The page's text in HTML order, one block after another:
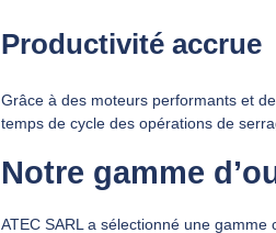
Productivité accrue
Grâce à des moteurs performants et
temps de cycle des opérations de
Notre gamme
ATEC SARL a sélectionné une gamme